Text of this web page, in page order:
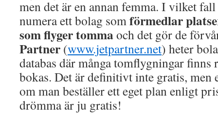
men det är en annan femma. I vilket
numera ett bolag somförmedlar
som flyger tommaoch det gör de
Partner (www.jetpartner.net) heter
databas där många tomflygningar finns
bokas. Det är definitivt inte gratis, men
om man beställer ett eget plan enligt
drömma är ju gratis!